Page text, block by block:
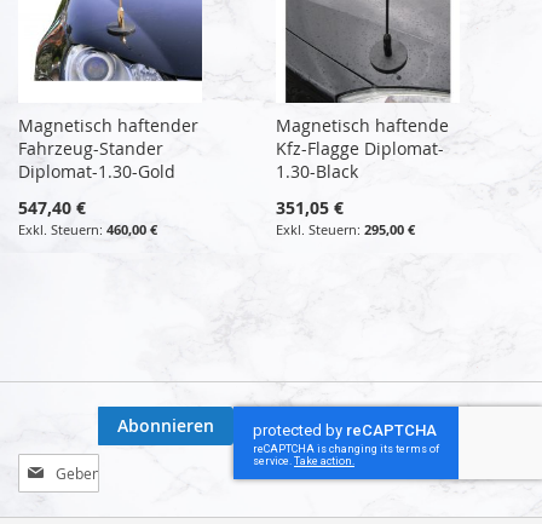
Magnetisch haftender
Fahrzeug-Stander
Diplomat-1.30-Gold
547,40 €
460,00 €
Magnetisch haftende
Kfz-Flagge Diplomat-
1.30-Black
351,05 €
295,00 €
Melden
Sie
sich
Abonnieren